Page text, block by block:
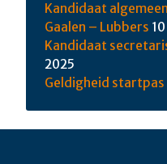
Kandidaat
Gaalen – Lubbers
Kandidaat
2025
Geldigheid